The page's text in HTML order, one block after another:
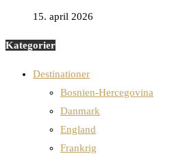
15. april 2026
Kategorier
Destinationer
Bosnien-Hercegovina
Danmark
England
Frankrig